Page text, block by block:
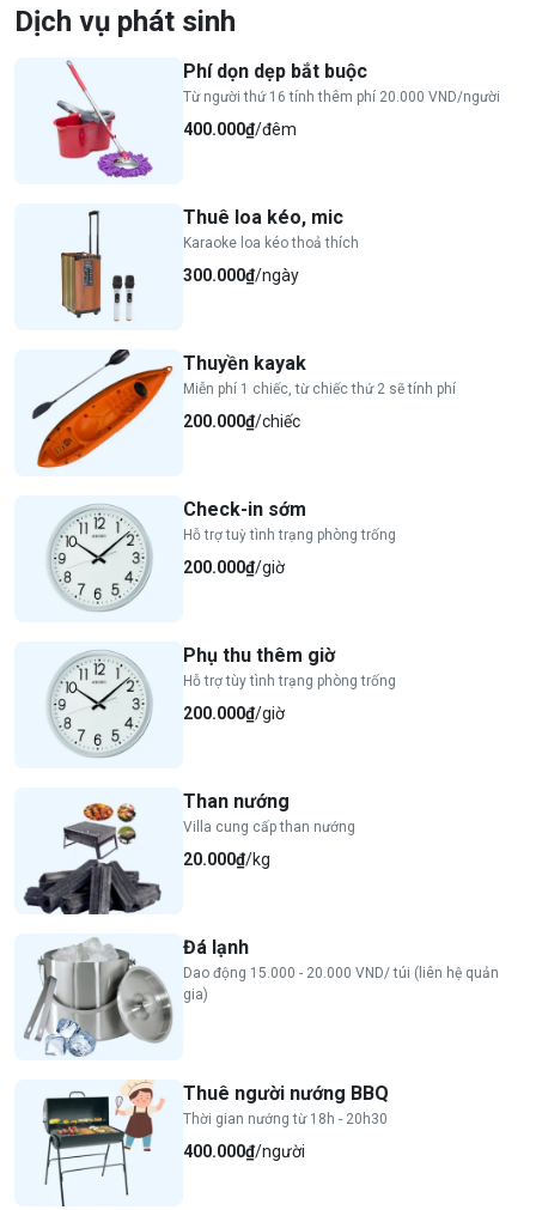
Dịch vụ phát sinh
Phí dọn dẹp bắt buộc
Từ người thứ 16 tính thêm phí 20.000 VND/người
400.000₫/đêm
Thuê loa kéo, mic
Karaoke loa kéo thoả thích
300.000₫/ngày
Thuyền kayak
Miễn phí 1 chiếc, từ chiếc thứ 2 sẽ tính phí
200.000₫/chiếc
Check-in sớm
Hỗ trợ tuỳ tình trạng phòng trống
200.000₫/giờ
Phụ thu thêm giờ
Hỗ trợ tùy tình trạng phòng trống
200.000₫/giờ
Than nướng
Villa cung cấp than nướng
20.000₫/kg
Đá lạnh
Dao động 15.000 - 20.000 VND/ túi (liên hệ quản
gia)
Thuê người nướng BBQ
Thời gian nướng từ 18h - 20h30
400.000₫/người